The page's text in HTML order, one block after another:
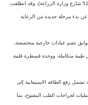
جدير بالذكر أن المركز يقع في مقر شركة فاكسيرا بالعجوزة (51 شارع وزارة الزراعة)، وقد انطلقت
عن بدء مرحلة جديدة من الرعاية
من أربعة طوابق تضم عيادات خارجية متخصصة،
طبية متكاملة، ووحدة قسطرة قلبية
رفع الطاقة الاستيعابية إلى
لجراحات القلب المفتوح، بما